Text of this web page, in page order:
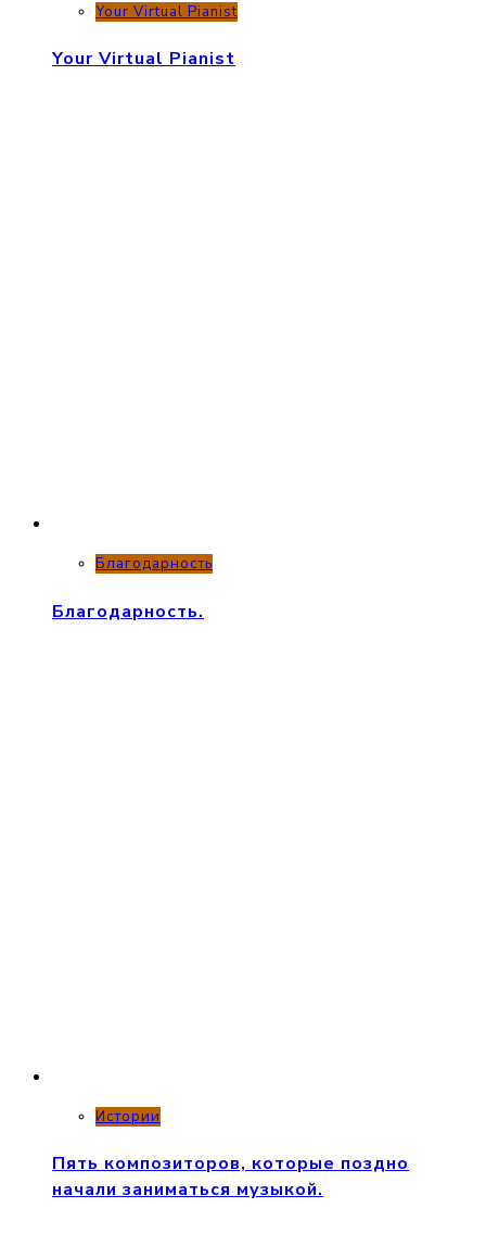
Your Virtual Pianist
Your Virtual Pianist
Благодарность
Благодарность.
Истории
Пять композиторов, которые поздно
начали заниматься музыкой.